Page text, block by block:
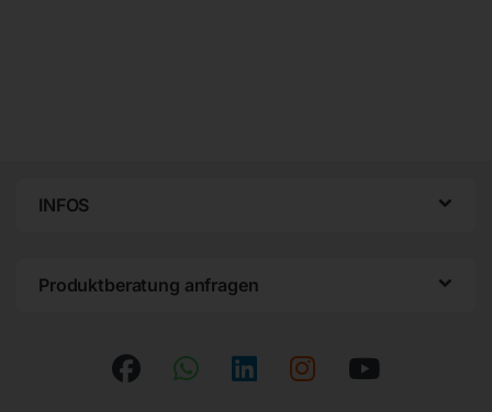
INFOS
Produktberatung anfragen